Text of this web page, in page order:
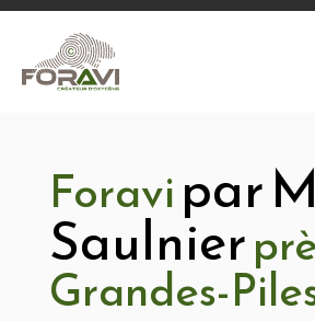
Foravipar
Saulnier
Grandes-